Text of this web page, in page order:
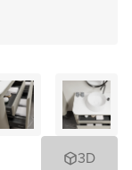
3D